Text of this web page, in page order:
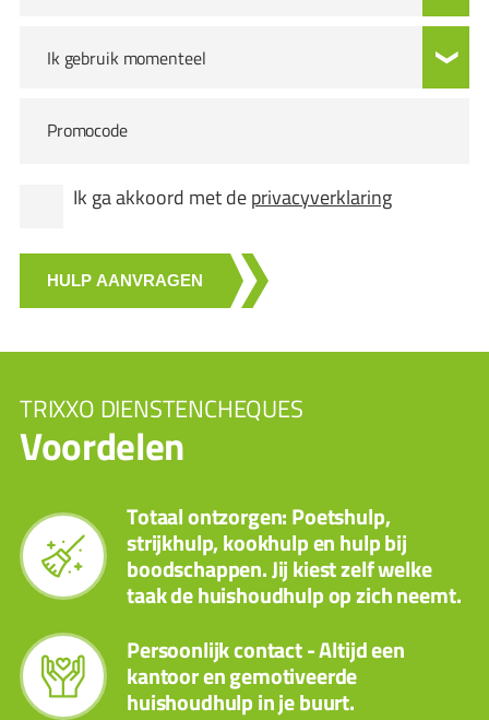
TRIXXO DIENSTENCHEQUES
Voordelen
Totaal ontzorgen: Poetshulp,
strijkhulp, kookhulp en hulp bij
boodschappen. Jij kiest zelf welke
taak de huishoudhulp op zich neemt.
Persoonlijk contact - Altijd een
kantoor en gemotiveerde
huishoudhulp in je buurt.
Ik gebruik momenteel
Promocode
Ik ga akkoord met deprivacyverklaring
HULP AANVRAGEN